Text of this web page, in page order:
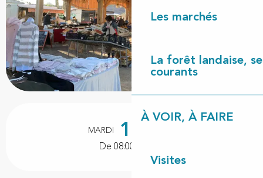
Les marchés
La forêt landaise,
courants
À VOIR, À FAIRE
Visites
Ouverture et coordonnées
MARDI 15
De 08:00 à 12:00